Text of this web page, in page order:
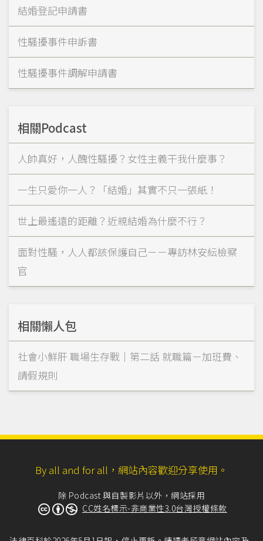
結婚登記申請書
性騷擾事件申訴書
性騷擾事件調解申請書
相關Podcast
人帥真好，人醜性騷擾？女性主義干我什麼事？
一生只愛你一人？「結婚」其實不只一張紙！
世上最遙遠的距離？近親結婚為什麼不行？
面對性騷，人人都該保護自己－－專訪林安紜檢察
官
相關懶人包
社會小鮮肝 職場生存戰｜第二話 就職篇－加班費、
請假規則
By all and for all，網站內容歡迎分享使用。
除 Podcast 與自製影片以外，網站採用
CC姓名標示-非商業性3.0台灣授權條款